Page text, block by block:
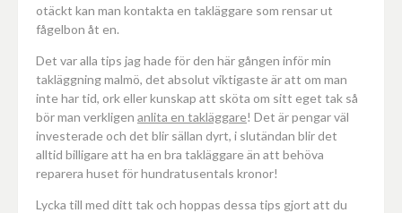
otäckt kan man kontakta en takläggare som rensar ut
fågelbon åt en.
Det var alla tips jag hade för den här gången inför min
takläggning malmö, det absolut viktigaste är att om man
inte har tid, ork eller kunskap att sköta om sitt eget tak så
bör man verkligen anlita en takläggare! Det är pengar väl
investerade och det blir sällan dyrt, i slutändan blir det
alltid billigare att ha en bra takläggare än att behöva
reparera huset för hundratusentals kronor!
Lycka till med ditt tak och hoppas dessa tips gjort att du